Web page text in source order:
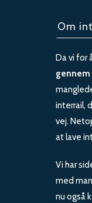
Om
Da vi for
gennem
interrail,
vej.
at lave
Vi har
med
nu også